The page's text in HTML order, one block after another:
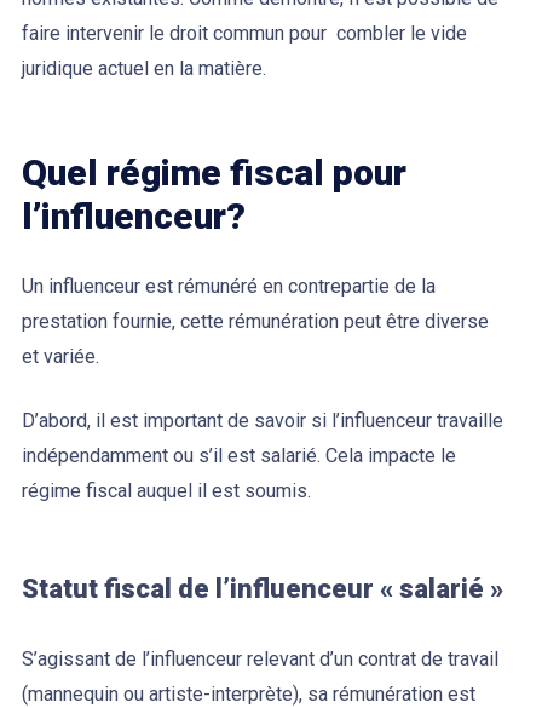
faire intervenir le droit commun pour combler le vide
juridique actuel en la matière.
Quel régime fiscal pour
l’influenceur?
Un influenceur est rémunéré en contrepartie de la
prestation fournie, cette rémunération peut être diverse
et variée.
D’abord, il est important de savoir si l’influenceur travaille
indépendamment ou s’il est salarié. Cela impacte le
régime fiscal auquel il est soumis.
Statut fiscal de l’influenceur « salarié »
S’agissant de l’influenceur relevant d’un contrat de travail
(mannequin ou artiste-interprète), sa rémunération est